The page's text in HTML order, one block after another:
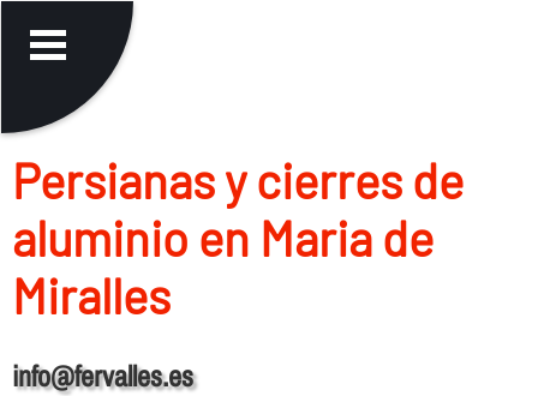
Persianas y cierres de
aluminio en Maria de
Miralles
info@fervalles.es